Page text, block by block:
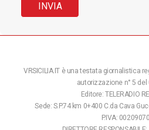
VRSICILIA.IT è una testata giornalistica
autorizzazione n° 5
Editore: TELERADIO
Sede: S.P.74 km 0+400 C.da Cava
P.IVA: